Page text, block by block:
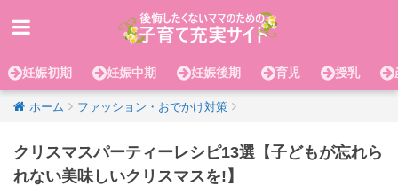
妊娠初期 妊娠中期 妊娠後期 育児 授乳
ホーム ファッション・おでかけ対策
クリスマスパーティーレシピ13選【子どもが忘れら
れない美味しいクリスマスを!】